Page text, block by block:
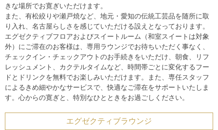
きな場所でお寛ぎいただけます。
また、有松絞りや瀬戸焼など、地元・愛知の伝統工芸品を随所に取
り入れ、名古屋らしさを感じていただける設えとなっております。
エグゼクティブフロアおよびスイートルーム（和室スイートは対象
外）にご滞在のお客様は、専用ラウンジでお待ちいただく事なく、
チェックイン・チェックアウトのお手続きをいただけ、朝食、リフ
レッシュメント、カクテルタイムなど、時間帯ごとに変化するフー
ドとドリンクを無料でお楽しみいただけます。また、専任スタッフ
によるきめ細やかなサービスで、快適なご滞在をサポートいたしま
す。心からの寛ぎと、特別なひとときをお過ごしください。
エグゼクティブラウンジ